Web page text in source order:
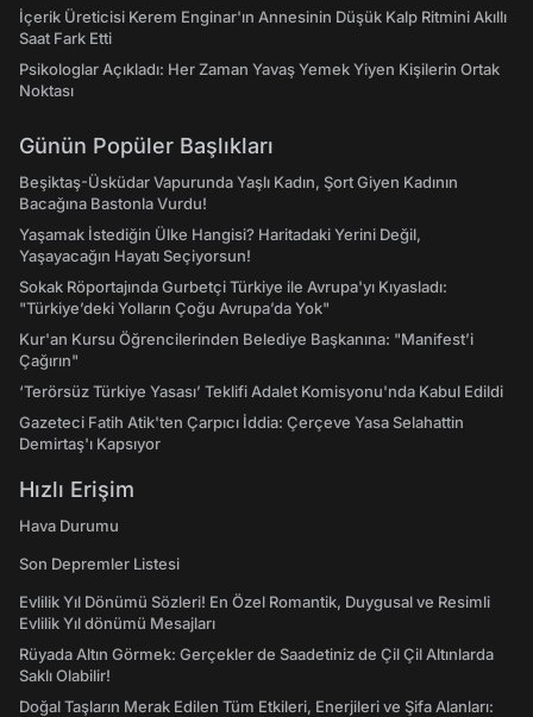
İçerik Üreticisi Kerem Enginar'ın Annesinin Düşük Kalp Ritmini Akıllı
Saat Fark Etti
Psikologlar Açıkladı: Her Zaman Yavaş Yemek Yiyen Kişilerin Ortak
Noktası
Günün Popüler Başlıkları
Beşiktaş-Üsküdar Vapurunda Yaşlı Kadın, Şort Giyen Kadının
Bacağına Bastonla Vurdu!
Yaşamak İstediğin Ülke Hangisi? Haritadaki Yerini Değil,
Yaşayacağın Hayatı Seçiyorsun!
Sokak Röportajında Gurbetçi Türkiye ile Avrupa'yı Kıyasladı:
"Türkiye’deki Yolların Çoğu Avrupa’da Yok"
Kur'an Kursu Öğrencilerinden Belediye Başkanına: "Manifest’i
Çağırın"
‘Terörsüz Türkiye Yasası’ Teklifi Adalet Komisyonu'nda Kabul Edildi
Gazeteci Fatih Atik'ten Çarpıcı İddia: Çerçeve Yasa Selahattin
Demirtaş'ı Kapsıyor
Hızlı Erişim
Hava Durumu
Son Depremler Listesi
Evlilik Yıl Dönümü Sözleri! En Özel Romantik, Duygusal ve Resimli
Evlilik Yıl dönümü Mesajları
Rüyada Altın Görmek: Gerçekler de Saadetiniz de Çil Çil Altınlarda
Saklı Olabilir!
Doğal Taşların Merak Edilen Tüm Etkileri, Enerjileri ve Şifa Alanları: